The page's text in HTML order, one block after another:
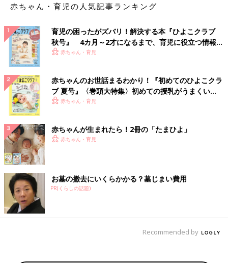
赤ちゃん・育児の人気記事ランキング
育児の困ったがズバリ！解決する本『ひよこクラブ
秋号』 4カ月～2才になるまで、育児に役立つ情報が
いっぱい！
赤ちゃん・育児
赤ちゃんのお世話まるわかり！『初めてのひよこクラ
ブ 夏号』〈巻頭大特集〉初めての授乳がうまくい
く！ おっぱい・ミルクの基本と夏のトラブル 解決テ
赤ちゃん・育児
赤ちゃんが生まれたら！2冊の「たまひよ」
赤ちゃん・育児
お墓の撤去にいくらかかる？墓じまい費用
PR(くらしの話題)
Recommended by